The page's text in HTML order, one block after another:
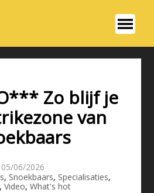
Zo blijf je
van
05/06/2026
, Snoekbaars, Specialisaties,
, Video, What's hot